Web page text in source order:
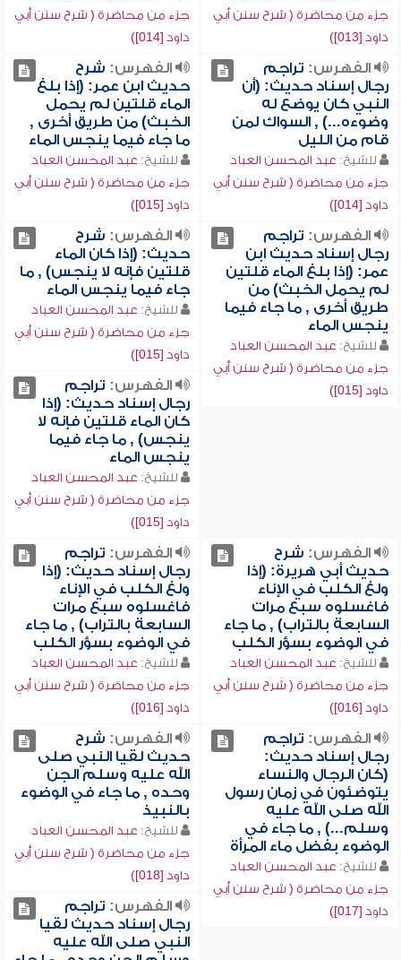
جزء من محاضرة ( شرح سنن أبي
داود [013])
جزء من محاضرة ( شرح سنن أبي
داود [014])
الفهرس: تراجم
رجال إسناد حديث: (أن
النبي كان يوضع له
وضوءه...) , السواك لمن
قام من الليل
للشيخ: عبد المحسن العباد
جزء من محاضرة ( شرح سنن أبي
داود [014])
الفهرس: شرح
حديث ابن عمر: (إذا بلغ
الماء قلتين لم يحمل
الخبث) من طريق أخرى ,
ما جاء فيما ينجس الماء
للشيخ: عبد المحسن العباد
جزء من محاضرة ( شرح سنن أبي
داود [015])
الفهرس: تراجم
رجال إسناد حديث ابن
عمر: (إذا بلغ الماء قلتين
لم يحمل الخبث) من
طريق أخرى , ما جاء فيما
ينجس الماء
للشيخ: عبد المحسن العباد
جزء من محاضرة ( شرح سنن أبي
داود [015])
الفهرس: شرح
حديث: (إذا كان الماء
قلتين فإنه لا ينجس) , ما
جاء فيما ينجس الماء
للشيخ: عبد المحسن العباد
جزء من محاضرة ( شرح سنن أبي
داود [015])
الفهرس: تراجم
رجال إسناد حديث: (إذا
كان الماء قلتين فإنه لا
ينجس) , ما جاء فيما
ينجس الماء
للشيخ: عبد المحسن العباد
جزء من محاضرة ( شرح سنن أبي
داود [015])
الفهرس: شرح
حديث أبي هريرة: (إذا
ولغ الكلب في الإناء
فاغسلوه سبع مرات
السابعة بالتراب) , ما جاء
في الوضوء بسؤر الكلب
للشيخ: عبد المحسن العباد
جزء من محاضرة ( شرح سنن أبي
داود [016])
الفهرس: تراجم
رجال إسناد حديث: (إذا
ولغ الكلب في الإناء
فاغسلوه سبع مرات
السابعة بالتراب) , ما جاء
في الوضوء بسؤر الكلب
للشيخ: عبد المحسن العباد
جزء من محاضرة ( شرح سنن أبي
داود [016])
الفهرس: تراجم
رجال إسناد حديث:
(كان الرجال والنساء
يتوضئون في زمان رسول
الله صلى الله عليه
وسلم...) , ما جاء في
الوضوء بفضل ماء المرأة
للشيخ: عبد المحسن العباد
جزء من محاضرة ( شرح سنن أبي
داود [017])
الفهرس: شرح
حديث لقيا النبي صلى
الله عليه وسلم الجن
وحده , ما جاء في الوضوء
بالنبيذ
للشيخ: عبد المحسن العباد
جزء من محاضرة ( شرح سنن أبي
داود [018])
الفهرس: تراجم
رجال إسناد حديث لقيا
النبي صلى الله عليه